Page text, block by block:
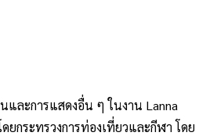
และการแสดงอื่น ๆ ในงาน Lanna
ยกระทรวงการท่องเที่ยวและกีฬา โดย